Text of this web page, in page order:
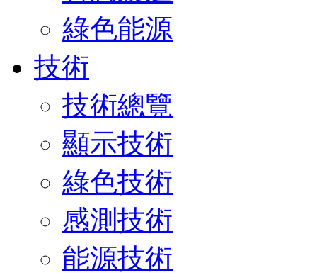
綠色能源
技術
技術總覽
顯示技術
綠色技術
感測技術
能源技術